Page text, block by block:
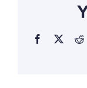
Facebook
X